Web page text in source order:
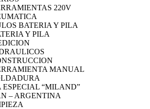
220V
BATERIA Y PILA
Y PILA
MANUAL
ESPECIAL “MILAND”
– ARGENTINA